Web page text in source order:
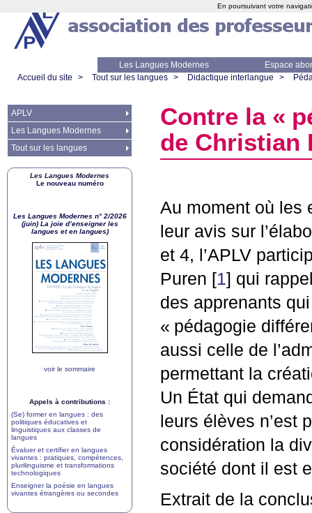
Les Langues Modernes
Espace
Accueil du site
> Tout sur les langues > Didactique interlangue >
Contre la «
de Christian
Au moment où les
leur avis sur
et 4, l’APLV
Puren [1] qui
des apprenants
« pédagogie
aussi celle de
permettant la
Un État qui
leurs élèves n’est
considération la
société dont il est
Extrait de la
APLV
Les Langues Modernes
Tout sur les langues
Les Langues Modernes
Le nouveau numéro
Les Langues Modernes n° 2/2026
(juin) La joie d’enseigner les
langues et en langues)
voir le sommaire
Appels à contributions :
(Se) former en langues : des
politiques éducatives et
linguistiques aux classes de
langues
Évaluer et certifier en langues
vivantes : pratiques, compétences,
plurilinguisme et transformations
technologiques
Enseigner la poésie en langues
vivantes étrangères ou secondes
En poursuivant votre